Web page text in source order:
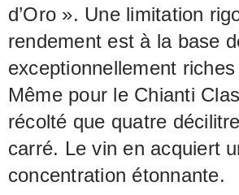
d’Oro ». Une limitation
rendement est à la base
exceptionnellement
Même pour le Chianti
récolté que quatre
carré. Le vin en acquiert
concentration étonnante.